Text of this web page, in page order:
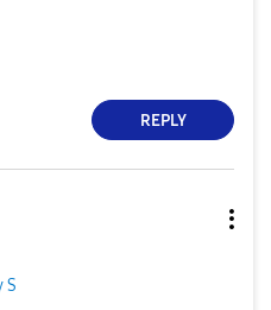
REPLY
S